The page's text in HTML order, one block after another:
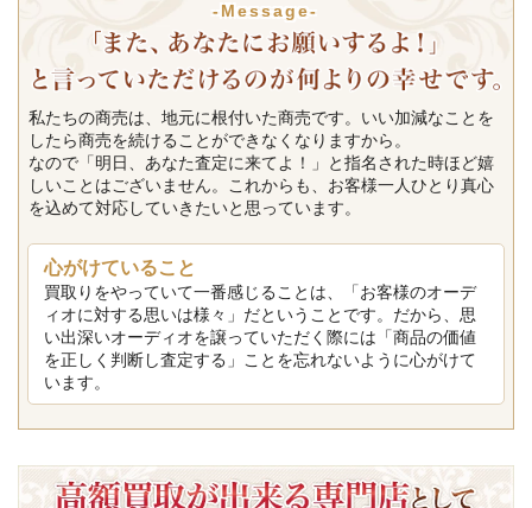
-Message-
私たちの商売は、地元に根付いた商売です。いい加減なことを
したら商売を続けることができなくなりますから。
なので「明日、あなた査定に来てよ！」と指名された時ほど嬉
しいことはございません。これからも、お客様一人ひとり真心
を込めて対応していきたいと思っています。
心がけていること
買取りをやっていて一番感じることは、「お客様のオーデ
ィオに対する思いは様々」だということです。だから、思
い出深いオーディオを譲っていただく際には「商品の価値
を正しく判断し査定する」ことを忘れないように心がけて
います。